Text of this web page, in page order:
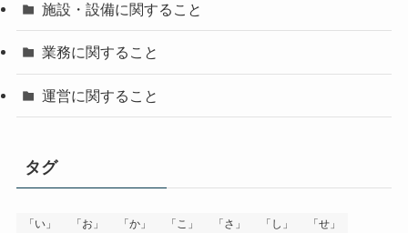
施設・設備に関すること
業務に関すること
運営に関すること
タグ
「い」 「お」 「か」 「こ」 「さ」 「し」 「せ」